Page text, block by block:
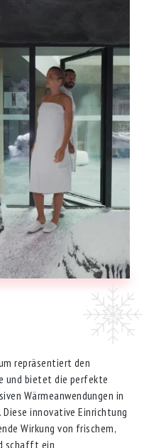
repräsentiert den
und bietet die perfekte
Wärmeanwendungen in
Diese innovative Einrichtung
Wirkung von frischem,
schafft ein